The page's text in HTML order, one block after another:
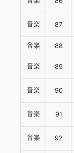
音楽 87
音楽 88
音楽 89
音楽 90
音楽 91
音楽 92